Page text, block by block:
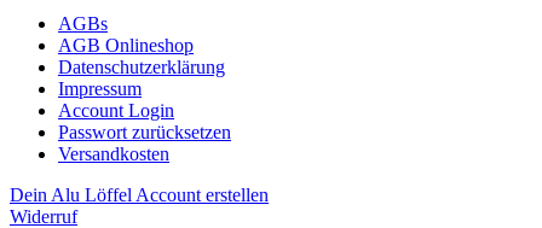
AGBs
AGB Onlineshop
Datenschutzerklärung
Impressum
Account Login
Passwort zurücksetzen
Versandkosten
Dein Alu Löffel Account erstellen
Widerruf